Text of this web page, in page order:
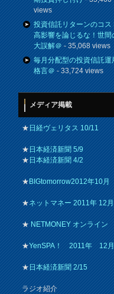
views
投資信託リターンのコス
高影響を論じるな！世間
大誤解＠- 35,068 views
毎月分配型の投資信託運
格言＠- 33,724 views
メディア掲載
★日経ヴェリタス 10/11
★日本経済新聞 5/9
★日本経済新聞 4/2
★BIGtomorrow2012年10月
★ネットマネー 2011年 12
★NETMONEY オンライン
★YenSPA！ 2011年 12
★日本経済新聞 2/15
ラジオ紹介